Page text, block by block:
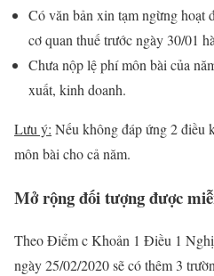
Có văn bản xin tạm ngừng hoạt
cơ quan thuế trước ngày 30/01
Chưa nộp lệ phí môn bài của
xuất, kinh doanh.
Lưu ý: Nếu không đáp ứng 2 điều
môn bài cho cả năm.
Mở rộng đối tượng được
Theo Điểm c Khoản 1 Điều 1
ngày 25/02/2020 sẽ có thêm 3